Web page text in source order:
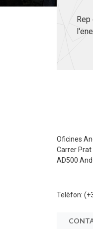
Oficines
Carrer Prat
AD500
Telèfon: